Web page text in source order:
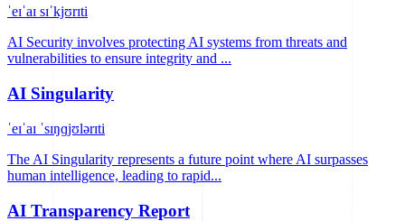
ˈeɪˈaɪ sɪˈkjʊrɪti
AI Security involves protecting AI systems from threats and
vulnerabilities to ensure integrity and ...
AI Singularity
ˈeɪˈaɪ ˈsɪŋɡjʊlərɪti
The AI Singularity represents a future point where AI surpasses
human intelligence, leading to rapid...
AI Transparency Report